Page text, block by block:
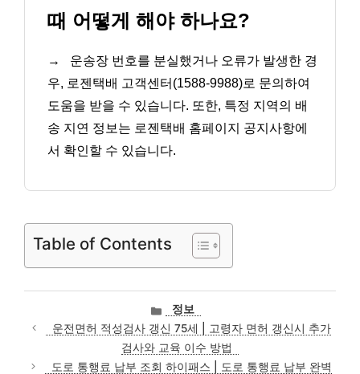
때 어떻게 해야 하나요?
→
운송장 번호를 분실했거나 오류가 발생한 경
우, 로젠택배 고객센터(1588-9988)로 문의하여
도움을 받을 수 있습니다. 또한, 특정 지역의 배
송 지연 정보는 로젠택배 홈페이지 공지사항에
서 확인할 수 있습니다.
Table of Contents
카
테
고
리
정보
운전면허 적성검사 갱신 75세 | 고령자 면허 갱신시 추가
검사와 교육 이수 방법
도로 통행료 납부 조회 하이패스 | 도로 통행료 납부 완벽